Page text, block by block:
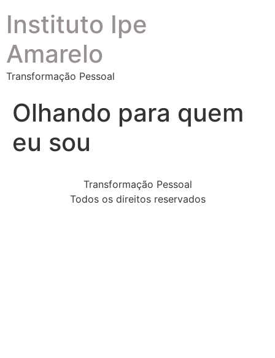
Instituto Ipe
Amarelo
Transformação Pessoal
Olhando para quem
eu sou
Transformação Pessoal
Todos os direitos reservados